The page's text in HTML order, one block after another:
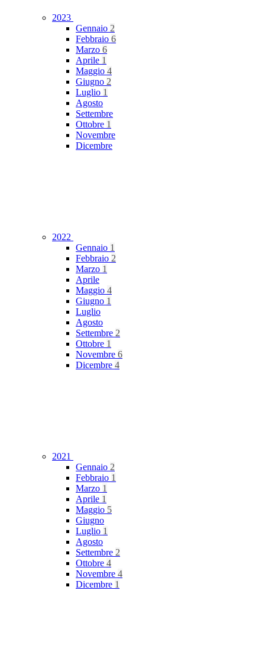
2023
Gennaio 2
Febbraio 6
Marzo 6
Aprile 1
Maggio 4
Giugno 2
Luglio 1
Agosto
Settembre
Ottobre 1
Novembre
Dicembre
2022
Gennaio 1
Febbraio 2
Marzo 1
Aprile
Maggio 4
Giugno 1
Luglio
Agosto
Settembre 2
Ottobre 1
Novembre 6
Dicembre 4
2021
Gennaio 2
Febbraio 1
Marzo 1
Aprile 1
Maggio 5
Giugno
Luglio 1
Agosto
Settembre 2
Ottobre 4
Novembre 4
Dicembre 1